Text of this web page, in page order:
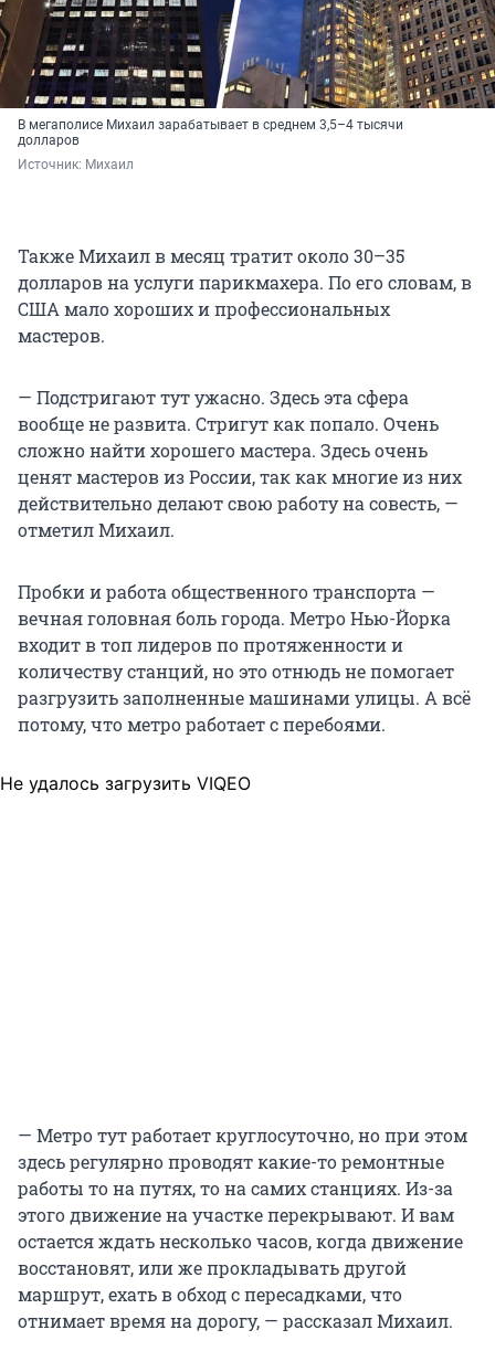
В мегаполисе Михаил зарабатывает в среднем 3,5–4 тысячи
долларов
Источник: Михаил
Также Михаил в месяц тратит около 30–35
долларов на услуги парикмахера. По его словам, в
США мало хороших и профессиональных
мастеров.
— Подстригают тут ужасно. Здесь эта сфера
вообще не развита. Стригут как попало. Очень
сложно найти хорошего мастера. Здесь очень
ценят мастеров из России, так как многие из них
действительно делают свою работу на совесть, —
отметил Михаил.
Пробки и работа общественного транспорта —
вечная головная боль города. Метро Нью-Йорка
входит в топ лидеров по протяженности и
количеству станций, но это отнюдь не помогает
разгрузить заполненные машинами улицы. А всё
потому, что метро работает с перебоями.
Не удалось загрузить VIQEO
— Метро тут работает круглосуточно, но при этом
здесь регулярно проводят какие-то ремонтные
работы то на путях, то на самих станциях. Из-за
этого движение на участке перекрывают. И вам
остается ждать несколько часов, когда движение
восстановят, или же прокладывать другой
маршрут, ехать в обход с пересадками, что
отнимает время на дорогу, — рассказал Михаил.